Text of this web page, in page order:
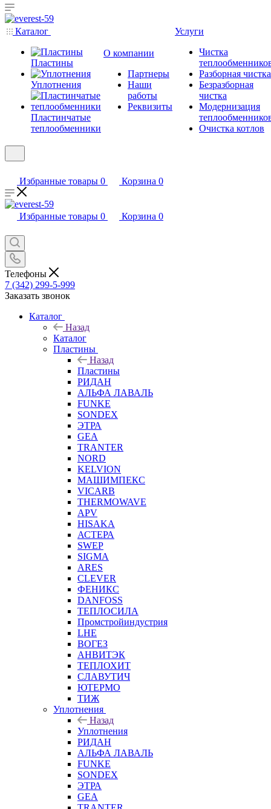
Каталог
Пластины
Уплотнения
Пластинчатые
теплообменники
О компании
Партнеры
Наши
работы
Реквизиты
Услуги
Чистка
Разборная чистка
Безразборная
чистка
Модернизация
Очистка котлов
Избранные товары 0 Корзина 0
Избранные товары 0 Корзина 0
Телефоны
7 (342) 299-5-999
Заказать звонок
Каталог
Назад
Каталог
Пластины
Назад
Пластины
РИДАН
АЛЬФА ЛАВАЛЬ
FUNKE
SONDEX
ЭТРА
GEA
TRANTER
NORD
KELVION
МАШИМПЕКС
VICARB
THERMOWAVE
APV
HISAKA
АСТЕРА
SWEP
SIGMA
ARES
CLEVER
ФЕНИКС
DANFOSS
ТЕПЛОСИЛА
Промстройиндустрия
LHE
ВОГЕЗ
АНВИТЭК
ТЕПЛОХИТ
СЛАВУТИЧ
ЮТЕРМО
ТИЖ
Уплотнения
Назад
Уплотнения
РИДАН
АЛЬФА ЛАВАЛЬ
FUNKE
SONDEX
ЭТРА
GEA